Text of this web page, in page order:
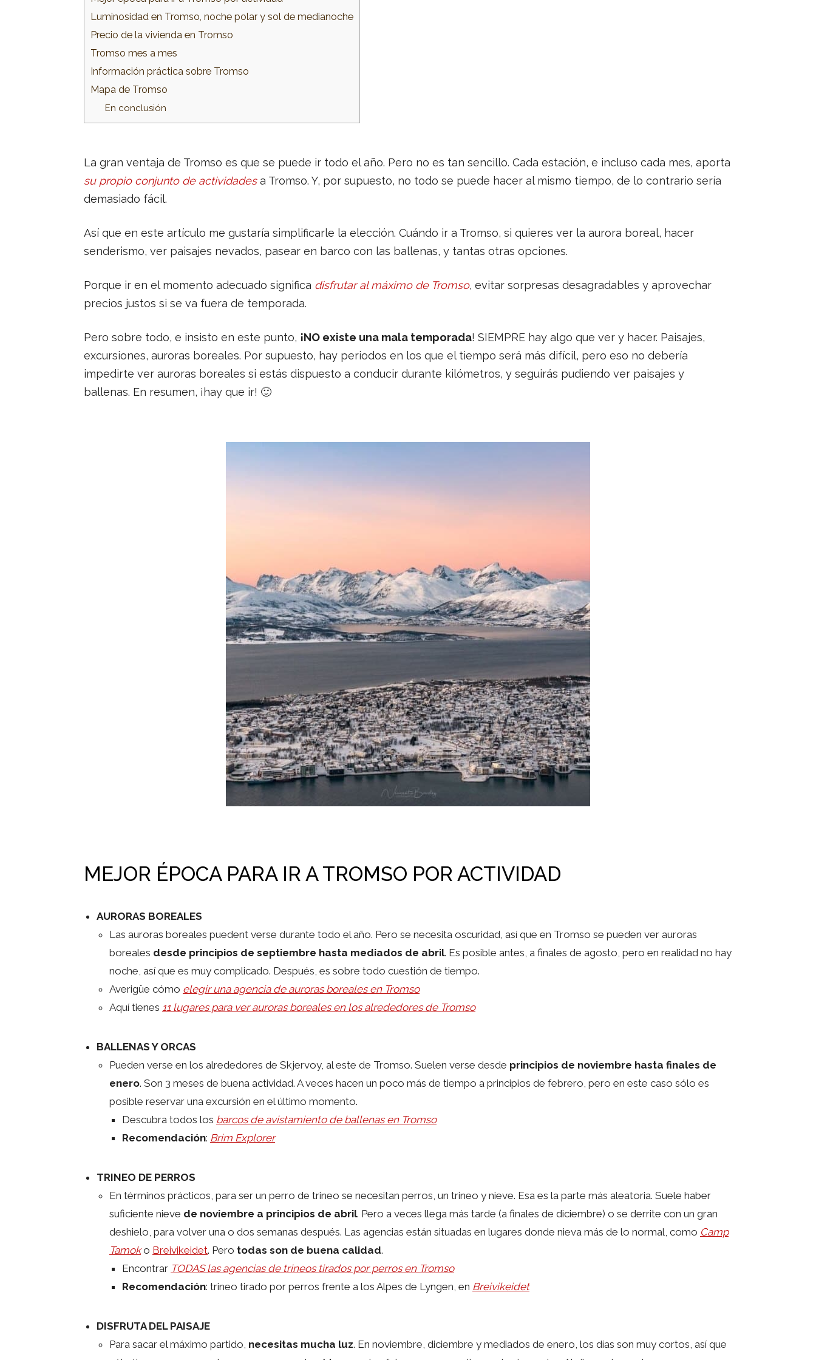
Luminosidad en Tromso, noche polar y sol de medianoche
Precio de la vivienda en Tromso
Tromso mes a mes
Información práctica sobre Tromso
Mapa de Tromso
En conclusión
La gran ventaja de Tromso es que se puede ir todo el año. Pero no es tan sencillo. Cada estación, e incluso cada mes, aporta
su propio conjunto de actividadesa Tromso. Y, por supuesto, no todo se puede hacer al mismo tiempo, de lo contrario sería
demasiado fácil.
Así que en este artículo me gustaría simplificarle la elección. Cuándo ir a Tromso, si quieres ver la aurora boreal, hacer
senderismo, ver paisajes nevados, pasear en barco con las ballenas, y tantas otras opciones.
Porque ir en el momento adecuado significa disfrutar al máximo de Tromso, evitar sorpresas desagradables y aprovechar
precios justos si se va fuera de temporada.
Pero sobre todo, e insisto en este punto, ¡NO existe una mala temporada! SIEMPRE hay algo que ver y hacer. Paisajes,
excursiones, auroras boreales. Por supuesto, hay periodos en los que el tiempo será más difícil, pero eso no debería
impedirte ver auroras boreales si estás dispuesto a conducir durante kilómetros, y seguirás pudiendo ver paisajes y
ballenas. En resumen, ¡hay que ir! 🙂
MEJOR ÉPOCA PARA IR A TROMSO POR ACTIVIDAD
AURORAS BOREALES
Las auroras boreales puedent verse durante todo el año. Pero se necesita oscuridad, así que en Tromso se pueden ver auroras
boreales desde principios de septiembre hasta mediados de abril. Es posible antes, a finales de agosto, pero en realidad no hay
noche, así que es muy complicado. Después, es sobre todo cuestión de tiempo.
Averigüe cómo elegir una agencia de auroras boreales en Tromso
Aquí tienes 11 lugares para ver auroras boreales en los alrededores de Tromso
BALLENAS Y ORCAS
Pueden verse en los alrededores de Skjervoy, al este de Tromso. Suelen verse desde principios de noviembre hasta finales de
enero. Son 3 meses de buena actividad. A veces hacen un poco más de tiempo a principios de febrero, pero en este caso sólo es
posible reservar una excursión en el último momento.
Descubra todos los barcos de avistamiento de ballenas en Tromso
Recomendación: Brim Explorer
TRINEO DE PERROS
En términos prácticos, para ser un perro de trineo se necesitan perros, un trineo y nieve. Esa es la parte más aleatoria. Suele haber
suficiente nieve de noviembre a principios de abril. Pero a veces llega más tarde (a finales de diciembre) o se derrite con un gran
deshielo, para volver una o dos semanas después. Las agencias están situadas en lugares donde nieva más de lo normal, como Camp
Tamoko Breivikeidet. Pero todas son de buena calidad.
Encontrar TODAS las agencias de trineos tirados por perros en Tromso
Recomendación: trineo tirado por perros frente a los Alpes de Lyngen, en Breivikeidet
DISFRUTA DEL PAISAJE
Para sacar el máximo partido, necesitas mucha luz. En noviembre, diciembre y mediados de enero, los días son muy cortos, así que